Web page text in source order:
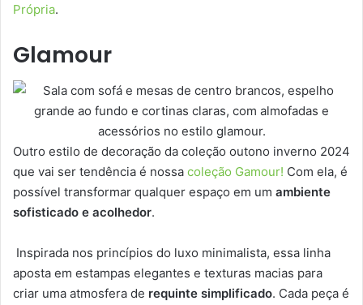
Própria.
Glamour
Outro estilo de decoração da coleção outono inverno 2024
que vai ser tendência é nossa coleção Gamour! Com ela, é
possível transformar qualquer espaço em um ambiente
sofisticado e acolhedor.
Inspirada nos princípios do luxo minimalista, essa linha
aposta em estampas elegantes e texturas macias para
criar uma atmosfera de requinte simplificado. Cada peça é